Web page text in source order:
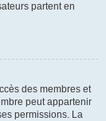
partent en
des membres et
peut appartenir
permissions. La